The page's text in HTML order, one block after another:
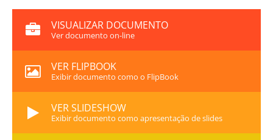
VISUALIZAR DOCUMENTO
Ver documento on-line
VER FLIPBOOK
Exibir documento como o FlipBook
VER SLIDESHOW
Exibir documento como apresentação de slides